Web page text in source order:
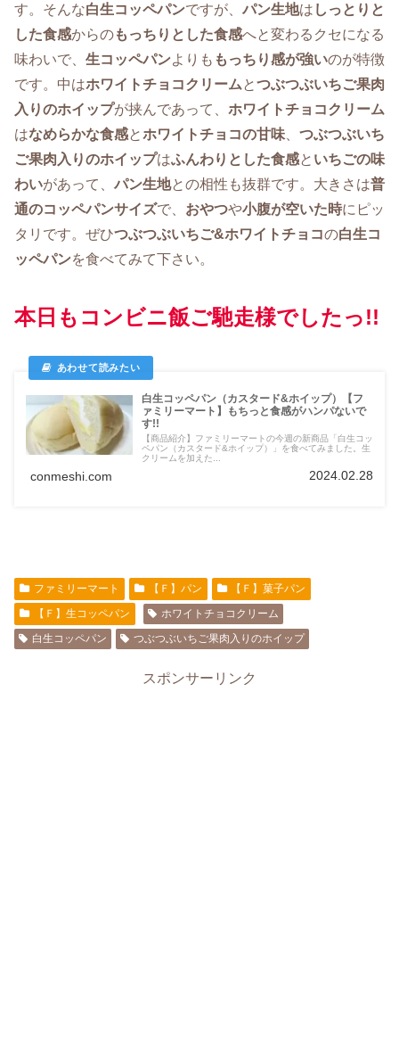
す。そんな白生コッペパンですが、 パン生地は しっとりと
した食感からのもっちりとした食感へと変わるクセになる
味わいで、 生コッペパンよりも もっちり感が強いのが特徴
です。中はホワイトチョコクリームとつぶつぶいちご果肉
入りのホイップが挟んであって、 ホワイトチョコクリーム
はなめらかな食感とホワイトチョコの甘味、 つぶつぶいち
ご果肉入りのホイップはふんわりとした食感と いちごの味
わいがあって、 パン生地との相性も抜群です。大きさは普
通のコッペパンサイズで、 おやつや小腹が空いた時にピッ
タリです。ぜひつぶつぶいちご&ホワイトチョコの白生コ
ッペパンを食べてみて下さい。
本日もコンビニ飯ご馳走様でしたっ!!
白生コッペパン（カスタード&ホイップ）【フ
ァミリーマート】もちっと食感がハンパないで
す!!
【商品紹介】ファミリーマートの今週の新商品「白生コッ
ペパン（カスタード&ホイップ）」を食べてみました。生
クリームを加えた...
conmeshi.com 2024.02.28
ファミリーマート 【Ｆ】パン
【Ｆ】菓子パン
【Ｆ】生コッペパン
ホワイトチョコクリーム
白生コッペパン
つぶつぶいちご果肉入りのホイップ
スポンサーリンク